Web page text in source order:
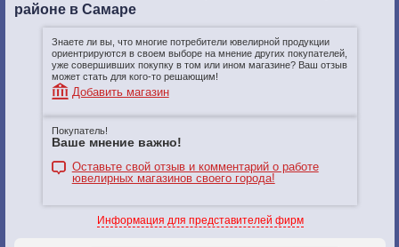
районе в Самаре
Знаете ли вы, что многие потребители ювелирной продукции
ориентрируются в своем выборе на мнение других покупателей,
уже совершивших покупку в том или ином магазине? Ваш отзыв
может стать для кого-то решающим!
Добавить магазин
Покупатель!
Ваше мнение важно!
Оставьте свой отзыв и комментарий о работе
ювелирных магазинов своего города!
Информация для представителей фирм